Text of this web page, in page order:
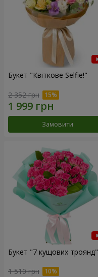
Букет "Квіткове Selfie!"
2 352 грн
Замовити
Букет "7 кущових троянд"
1 510 грн